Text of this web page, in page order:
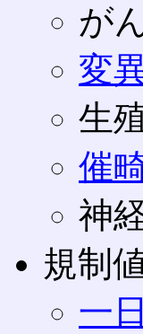
が
変
生
催
神
規制
一